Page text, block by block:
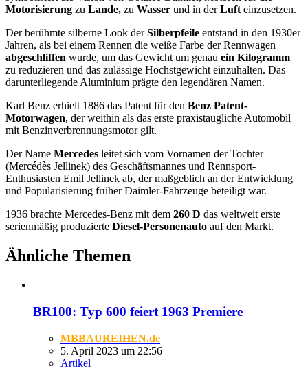
Motorisierung zu Lande, zu Wasser und in derLufteinzusetzen.
Der berühmte silberne Look derSilberpfeile entstand in den 1930er
Jahren, als bei einem Rennen die weiße Farbe der Rennwagen
abgeschliffen wurde, um das Gewicht um genau ein Kilogramm
zu reduzieren und das zulässige Höchstgewicht einzuhalten. Das
darunterliegende Aluminium prägte den legendären Namen.
Karl Benz erhielt 1886 das Patent für den Benz Patent-
Motorwagen, der weithin als das erste praxistaugliche Automobil
mit Benzinverbrennungsmotor gilt.
Der Name Mercedes leitet sich vom Vornamen der Tochter
(Mercédès Jellinek) des Geschäftsmannes und Rennsport-
Enthusiasten Emil Jellinek ab, der maßgeblich an der Entwicklung
und Popularisierung früher Daimler-Fahrzeuge beteiligt war.
1936 brachte Mercedes-Benz mit dem 260 D das weltweit erste
serienmäßig produzierte Diesel-Personenauto auf den Markt.
Ähnliche Themen
BR100: Typ 600 feiert 1963 Premiere
MBBAUREIHEN.de
5. April 2023 um 22:56
Artikel